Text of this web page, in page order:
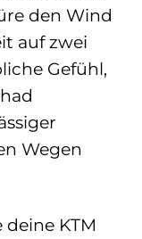
den Wind
auf zwei
Gefühl,
Wegen
KTM